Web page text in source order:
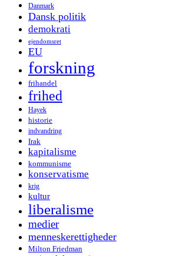
Danmark
Dansk politik
demokrati
ejendomsret
EU
forskning
frihandel
frihed
Hayek
historie
indvandring
Irak
kapitalisme
kommunisme
konservatisme
krig
kultur
liberalisme
medier
menneskerettigheder
Milton Friedman